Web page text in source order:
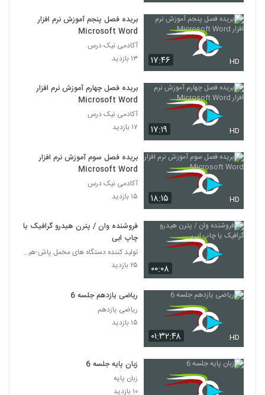
۱۷:۴۶ HD
بریده فصل پنجم آموزش نرم افزار
Microsoft Word
آکادمی نیک درس
۱۳ بازدید
۱۷:۱۹ HD
بریده فصل چهارم آموزش نرم افزار
Microsoft Word
آکادمی نیک درس
۱۷ بازدید
۱۸:۱۵ HD
بریده فصل سوم آموزش نرم افزار
Microsoft Word
آکادمی نیک درس
۱۵ بازدید
۰۰:۰۸
فروشنده وان / پترن هیدرو گرافیک یا
چاپ ابی
تولید کننده دستگاه های مخمل پاش-هیدروگرافیک-ابکاری
۲۵ بازدید
۰۱:۳۲:۴۸ HD
ریاضی یازدهم جلسه 6
ریاضی یازدهم
۱۵ بازدید
زبان پایه جلسه 6
زبان پایه
۱۰ بازدید